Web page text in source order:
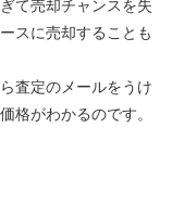
て売却チャンスを失
スに売却することも
査定のメールをうけ
格がわかるのです。